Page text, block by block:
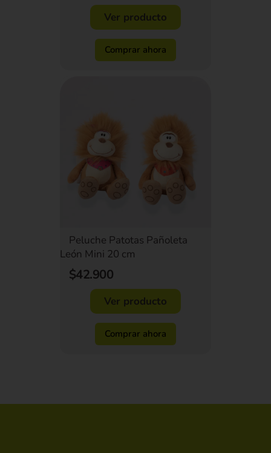
Ver producto
Comprar ahora
Peluche Patotas Pañoleta
León Mini 20 cm
$42.900
Ver producto
Comprar ahora